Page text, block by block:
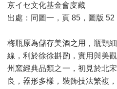
京イセ文化基金會庋藏
出處：同圖一，頁 85，圖版 52
梅瓶原為儲存美酒之用，瓶頸
線，利於徐徐斟酌，實用與美
州窯經典品類之一，初見於北
良，器形多樣，裝飾技法繁複